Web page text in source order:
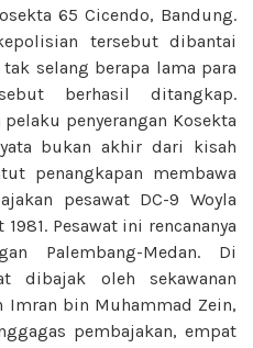
65 Cicendo, Bandung.
tersebut dibantai
selang berapa lama para
berhasil ditangkap.
penyerangan Kosekta
bukan akhir dari kisah
penangkapan membawa
pesawat DC-9 Woyla
Pesawat ini rencananya
Palembang-Medan. Di
dibajak oleh sekawanan
Imran bin Muhammad Zein,
pembajakan, empat